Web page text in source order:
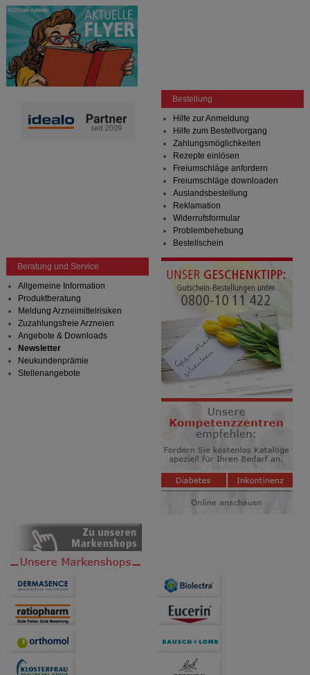
Bestellung
Hilfe zur Anmeldung
Hilfe zum Bestellvorgang
Zahlungsmöglichkeiten
Rezepte einlösen
Freiumschläge anfordern
Freiumschläge downloaden
Auslandsbestellung
Reklamation
Widerrufsformular
Problembehebung
Bestellschein
Beratung und Service
Allgemeine Information
Produktberatung
Meldung Arzneimittelrisiken
Zuzahlungsfreie Arzneien
Angebote & Downloads
Newsletter
Neukundenprämie
Stellenangebote